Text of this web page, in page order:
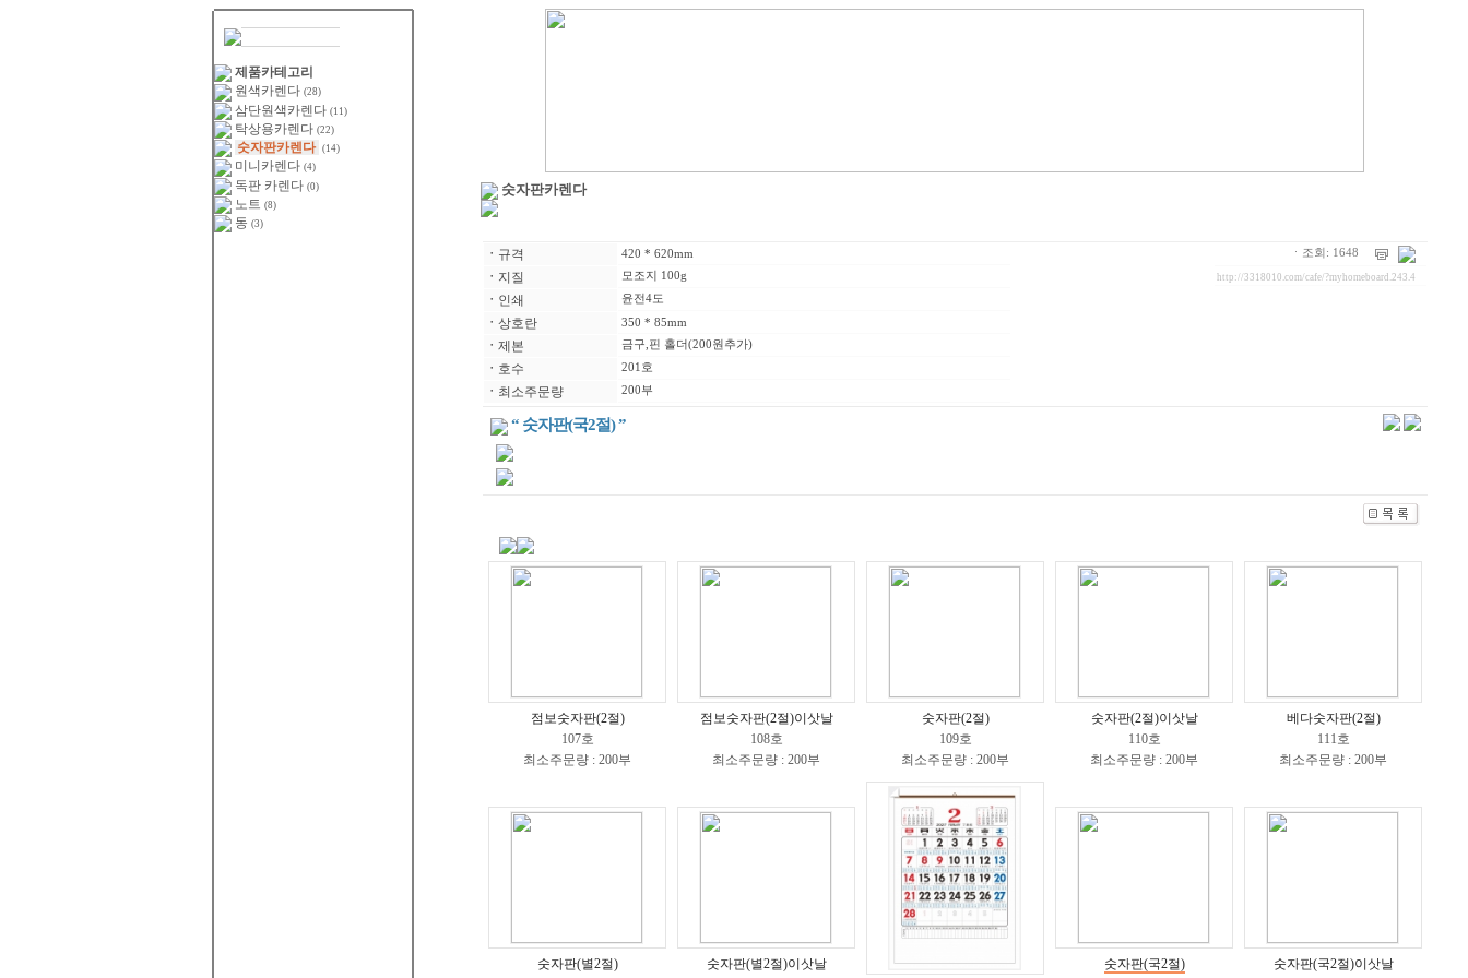
제품카테고리
원색카렌다 (28)
삼단원색카렌다 (11)
탁상용카렌다 (22)
숫자판카렌다 (14)
미니카렌다 (4)
독판 카렌다 (0)
노트 (8)
동 (3)
숫자판카렌다
ㆍ 규격 420 * 620mm
ㆍ 지질 모조지 100g
ㆍ 인쇄 윤전4도
ㆍ 상호란 350 * 85mm
ㆍ 제본 금구,핀 홀더(200원추가)
ㆍ 호수 201호
ㆍ 최소주문량 200부
ㆍ조회: 1648
http://3318010.com/cafe/?myhomeboard.243.4
“ 숫자판(국2절) ”
점보숫자판(2절)
107호
최소주문량 : 200부
점보숫자판(2절)이삿날
108호
최소주문량 : 200부
숫자판(2절)
109호
최소주문량 : 200부
숫자판(2절)이삿날
110호
최소주문량 : 200부
베다숫자판(2절)
111호
최소주문량 : 200부
숫자판(별2절)
숫자판(별2절)이삿날
숫자판(국2절)
숫자판(국2절)이삿날